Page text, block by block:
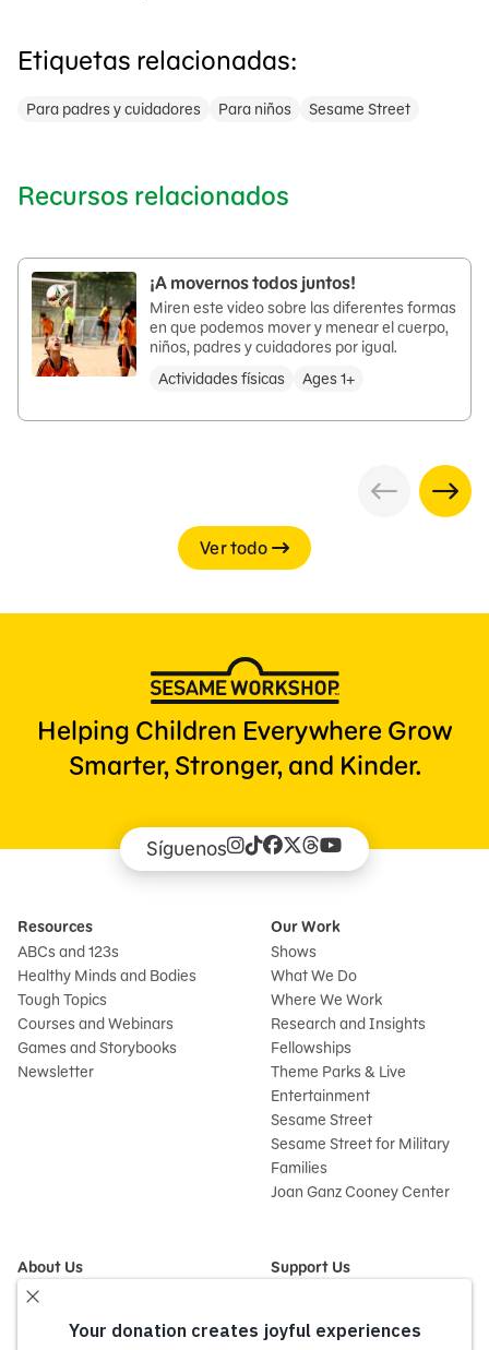
Etiquetas relacionadas:
Para padres y cuidadores Para niños Sesame Street
Recursos relacionados
¡A movernos todos juntos!
Miren este video sobre las diferentes formas
en que podemos mover y menear el cuerpo,
niños, padres y cuidadores por igual.
Actividades físicas
Ages 1+
Ver todo
Helping Children Everywhere Grow
Smarter, Stronger, and Kinder.
Síguenos
Resources
ABCs and 123s
Healthy Minds and Bodies
Tough Topics
Courses and Webinars
Games and Storybooks
Newsletter
Our Work
Shows
What We Do
Where We Work
Research and Insights
Fellowships
Theme Parks & Live
Entertainment
Sesame Street
Sesame Street for Military
Families
Joan Ganz Cooney Center
About Us
Mission and History
Financials
Support Us
Giving